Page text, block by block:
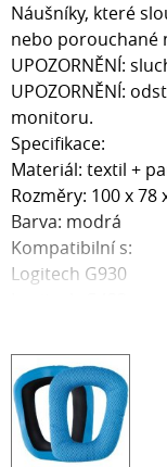
Náušníky, které
nebo porouchané
UPOZORNĚNÍ:
UPOZORNĚNÍ:
monitoru.
Specifikace:
Materiál: textil +
Rozměry: 100 x 78
Barva: modrá
Kompatibilní s:
Logitech G930
Logitech G430
Logitech G332
Logitech G331
Logitech G231
Logitech G35